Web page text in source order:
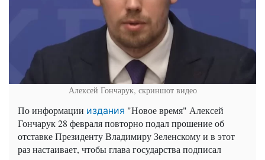
Алексей Гончарук, скриншот видео
По информации издания "Новое время" Алексей
Гончарук 28 февраля повторно подал прошение об
отставке Президенту Владимиру Зеленскому и в этот
раз настаивает, чтобы глава государства подписал